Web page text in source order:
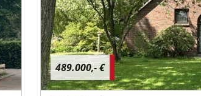
489.000,- €